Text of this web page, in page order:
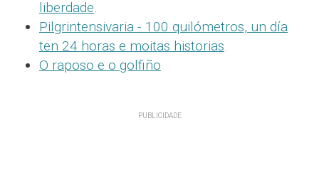
liberdade.
Pilgrintensivaria - 100 quilómetros, un día
ten 24 horas e moitas historias.
O raposo e o golfiño